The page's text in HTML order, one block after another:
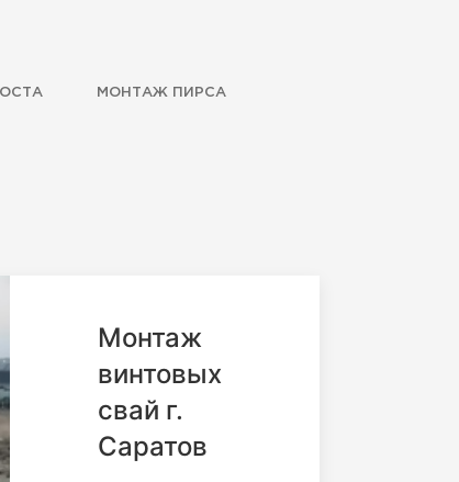
МОНТАЖ ПИРСА
Монтаж
винтовых
свай г.
Саратов